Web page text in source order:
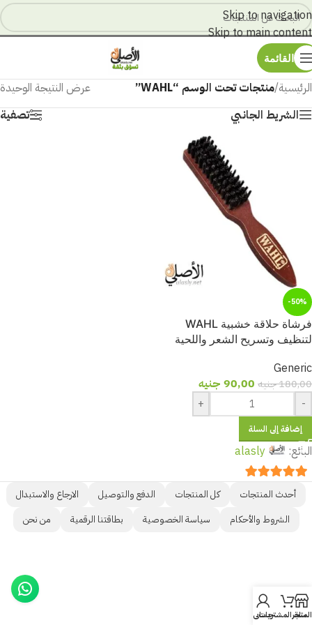
Skip to navigation
Skip to main content
القائمة
الرئيسية/منتجات تحت الوسم “WAHL”
عرض النتيجة الوحيدة
الشريط الجانبي
تصفية
-50%
فرشاة حلاقة خشبية WAHL
لتنظيف وتسريح الشعر واللحية
Generic
180,00جنيه 90,00 جنيه
-
+
إضافة إلى السلة
البائع: alasly
أحدث المنتجات كل المنتجات الدفع والتوصيل
الارجاع والاستبدال
الشروط والأحكام
سياسة الخصوصية بطاقتنا الرقمية من نحن
المتجر
سلة المشتريات
حسابي